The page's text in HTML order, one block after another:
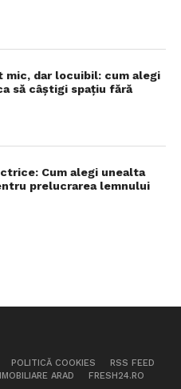
mic, dar locuibil: cum alegi
să câștigi spațiu fără
Cum alegi unealta
prelucrarea lemnului
POLITICĂ COOKIES
RSS FEED
ARAD FRESH24.RO